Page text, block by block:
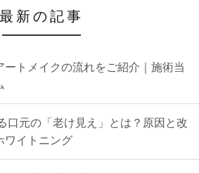
最新の記事
ートメイクの流れをご紹介｜施術当
口元の「老け見え」とは？原因と改
ワイトニング